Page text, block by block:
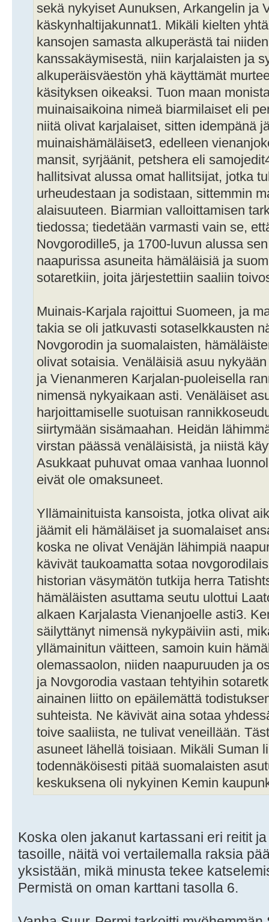
sekä nykyiset Aunuksen, Arkangelin ja
käskynhaltijakunnat1. Mikäli kielten
kansojen samasta alkuperästä tai
kanssakäymisestä, niin karjalaisten ja
alkuperäisväestön yhä käyttämät
käsityksen oikeaksi. Tuon maan
muinaisaikoina nimeä biarmilaiset eli
niitä olivat karjalaiset, sitten idempänä
muinaishämäläiset3, edelleen
mansit, syrjäänit, petshera eli
hallitsivat alussa omat hallitsijat, jotka
urheudestaan ja sodistaan, sittemmin
alaisuuteen. Biarmian valloittamisen
tiedossa; tiedetään varmasti vain se,
Novgorodille5, ja 1700-luvun alussa
naapurissa asuneita hämäläisiä ja
sotaretkiin, joita järjestettiin saaliin
Muinais-Karjala rajoittui Suomeen, ja
takia se oli jatkuvasti sotaselkkausten
Novgorodin ja suomalaisten,
olivat sotaisia. Venäläisiä asuu
ja Vienanmeren Karjalan-puoleisella
nimensä nykyaikaan asti. Venäläiset
harjoittamiselle suotuisan
siirtymään sisämaahan. Heidän
virstan päässä venäläisistä, ja niistä
Asukkaat puhuvat omaa vanhaa
eivät ole omaksuneet.
Yllämainituista kansoista, jotka olivat
jäämit eli hämäläiset ja suomalaiset
koska ne olivat Venäjän lähimpiä
kävivät taukoamatta sotaa
historian väsymätön tutkija herra
hämäläisten asuttama seutu ulottui
alkaen Karjalasta Vienanjoelle asti3.
säilyttänyt nimensä nykypäiviin asti,
yllämainitun väitteen, samoin kuin
olemassaolon, niiden naapuruuden ja
ja Novgorodia vastaan tehtyihin
ainainen liitto on epäilemättä
suhteista. Ne kävivät aina sotaa
toive saaliista, ne tulivat veneillään.
asuneet lähellä toisiaan. Mikäli Suman
todennäköisesti pitää suomalaisten
keskuksena oli nykyinen Kemin
Koska olen jakanut kartassani eri reitit
tasoille, näitä voi vertailemalla raksia
yksistään, mikä minusta tekee
Permistä on oman karttani tasolla 6.